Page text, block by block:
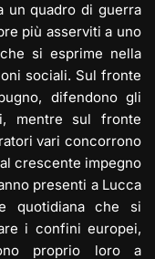
un quadro di guerra
più asserviti a uno
si esprime nella
sociali. Sul fronte
difendono gli
mentre sul fronte
vari concorrono
crescente impegno
presenti a Lucca
quotidiana che si
i confini europei,
proprio loro a